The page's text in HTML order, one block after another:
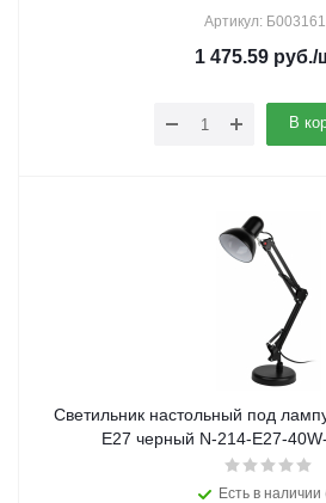
Артикул:
1 475.59 руб./
В
Светильник настольный под
E27 черный N-214-Е27-
Есть в наличии